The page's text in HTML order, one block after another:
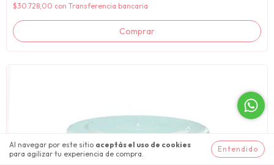
Al navegar por este sitio aceptás el uso de cookies
para agilizar tu experiencia de compra.
Entendido
$30.728,00 con Transferencia bancaria